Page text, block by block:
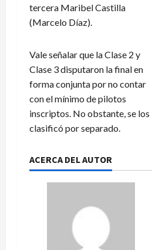
tercera Maribel Castilla
(Marcelo Díaz).
Vale señalar que la Clase 2 y
Clase 3 disputaron la final en
forma conjunta por no contar
con el mínimo de pilotos
inscriptos. No obstante, se los
clasificó por separado.
ACERCA DEL AUTOR